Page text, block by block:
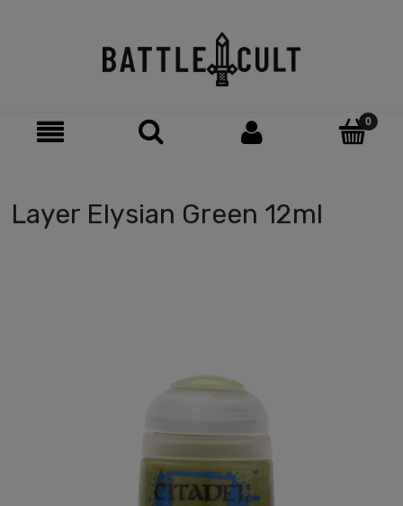
Layer Elysian Green 12ml